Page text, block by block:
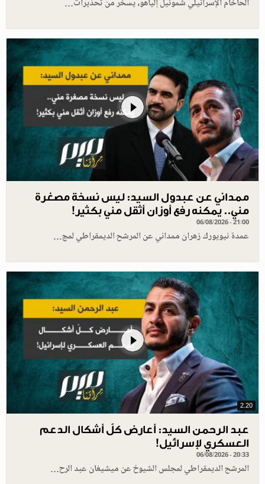
الحاخام الإسرائيلي شموئيل إلياهو، يسخر من تحذيرات…
ممداني عن عبدول السيد: ليس نسخة مصغرة
مني.. يمكنه رفع أوزان أثقل مني بكثير!
06/08/2026 - 21:00
عمدة نيويورك زهران ممداني عن المرشح الديمقراطي لمج…
2.20
عبد الرحمن السيد: أعارض كلّ أشكال الدعم
العسكري لإسرائيل!
06/08/2026 - 20:33
المرشح الديمقراطي لمجلس الشيوخ عن ميشيغان عبد الرح…